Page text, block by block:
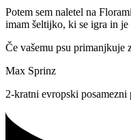
Potem sem naletel na
imam šeltijko, ki se igra in
Če vašemu psu
Max Sprinz
2-kratni evropski